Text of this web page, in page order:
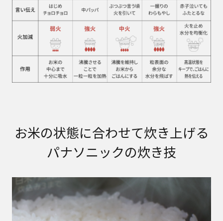
お米の状態に合わせて炊き上げる
パナソニックの炊き技